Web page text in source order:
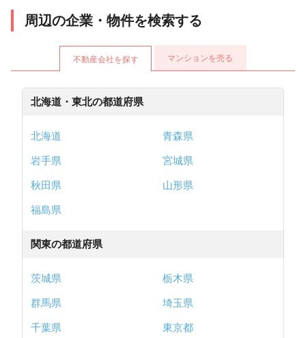
周辺の企業・物件を検索する
不動産会社を探す マンションを売る
北海道・東北の都道府県
北海道
青森県
岩手県
宮城県
秋田県
山形県
福島県
関東の都道府県
茨城県
栃木県
群馬県
埼玉県
千葉県
東京都